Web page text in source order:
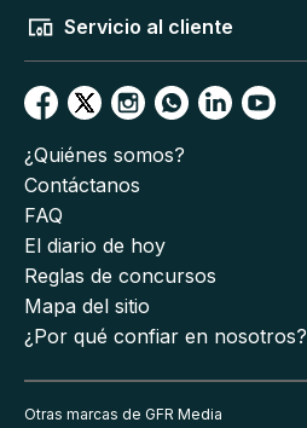
Servicio al cliente
¿Quiénes somos?
Contáctanos
FAQ
El diario de hoy
Reglas de concursos
Mapa del sitio
¿Por qué confiar en nosotros?
Otras marcas de GFR Media